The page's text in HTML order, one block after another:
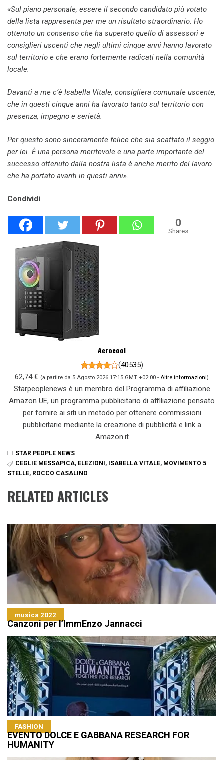
«Sul piano personale, essere il secondo candidato più votato
della lista rappresenta per me un risultato straordinario. Ho
ottenuto un consenso che ha superato quello di assessori e
consiglieri uscenti che negli ultimi cinque anni hanno lavorato
sul territorio e che erano fortemente radicati nella comunità
locale.
Davanti a me c’è Isabella Vitale, consigliera comunale uscente,
che in questi cinque anni ha lavorato tanto sul territorio con
presenza, impegno e serietà.
Per questo sono sinceramente felice che sia scattato il seggio
per lei. È una persona meritevole e una parte importante del
successo ottenuto dalla nostra lista è anche merito del lavoro
che ha portato avanti in questi anni».
Condividi
0
Shares
Aerocool
(40535)
62,74 € (a partire da 5 Agosto 2026 17:15 GMT +02:00 - Altre informazioni)
Starpeoplenews è un membro del Programma di affiliazione
Amazon UE, un programma pubblicitario di affiliazione pensato
per fornire ai siti un metodo per ottenere commissioni
pubblicitarie mediante la creazione di pubblicità e link a
Amazon.it
STAR PEOPLE NEWS
CEGLIE MESSAPICA, ELEZIONI , ISABELLA VITALE, MOVIMENTO 5
STELLE, ROCCO CASALINO
RELATED ARTICLES
musica 2022
Canzoni per l’ImmEnzo Jannacci
FASHION
EVENTO DOLCE E GABBANA RESEARCH FOR
HUMANITY